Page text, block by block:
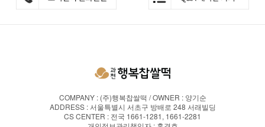
COMPANY : (주)행복찹쌀떡 / OWNER : 양기순
ADDRESS : 서울특별시 서초구 방배로 248 서래빌딩
CS CENTER : 전국 1661-1281, 1661-2281